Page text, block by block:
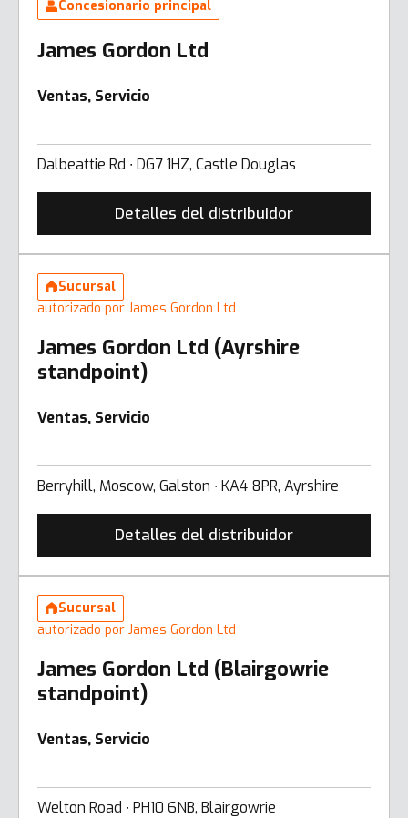
Concesionario principal
James Gordon Ltd
Ventas, Servicio
Dalbeattie Rd ∙ DG7 1HZ, Castle Douglas
Detalles del distribuidor
Sucursal
autorizado por James Gordon Ltd
James Gordon Ltd (Ayrshire
standpoint)
Ventas, Servicio
Berryhill, Moscow, Galston ∙ KA4 8PR, Ayrshire
Detalles del distribuidor
Sucursal
autorizado por James Gordon Ltd
James Gordon Ltd (Blairgowrie
standpoint)
Ventas, Servicio
Welton Road ∙ PH10 6NB, Blairgowrie